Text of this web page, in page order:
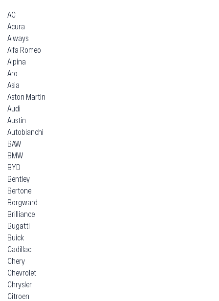
AC
Acura
Aiways
Alfa Romeo
Alpina
Aro
Asia
Aston Martin
Audi
Austin
Autobianchi
BAW
BMW
BYD
Bentley
Bertone
Borgward
Brilliance
Bugatti
Buick
Cadillac
Chery
Chevrolet
Chrysler
Citroen